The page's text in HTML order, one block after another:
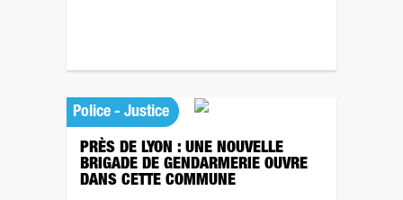
Police - Justice
PRÈS DE LYON : UNE NOUVELLE
BRIGADE DE GENDARMERIE OUVRE
DANS CETTE COMMUNE